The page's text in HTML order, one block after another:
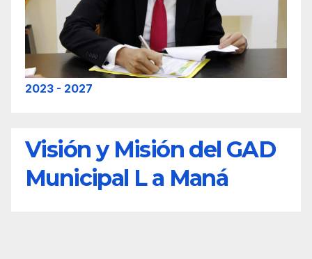
2023 - 2027
Visión y Misión del GAD
Municipal L a Maná